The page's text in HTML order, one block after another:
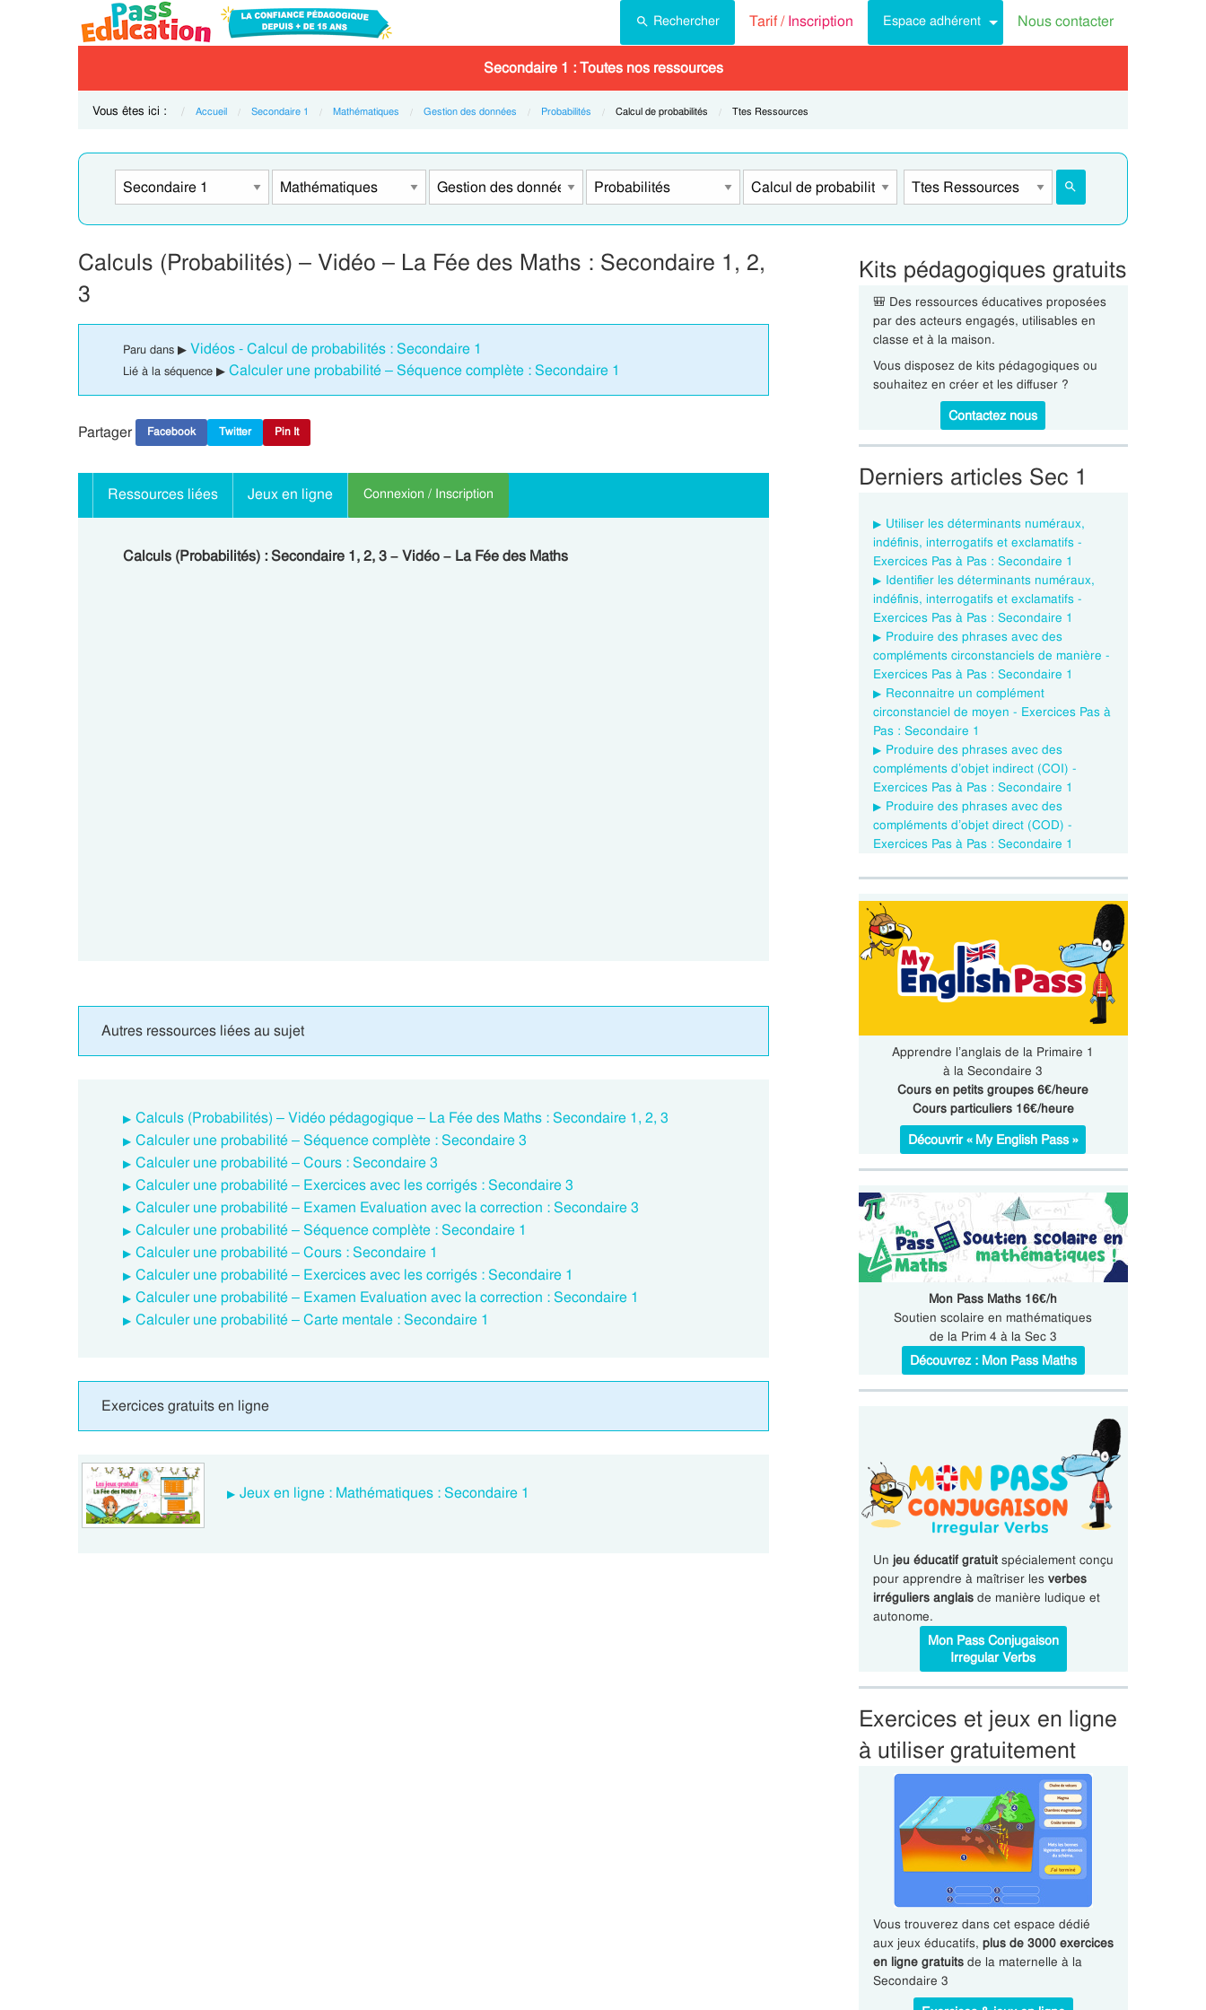
Rechercher Tarif /Inscription Espace adhérent Nous contacter
Secondaire 1 : Toutes nos ressources
Vous êtes ici : Accueil Secondaire 1 Mathématiques Gestion des données Probabilités Current:
Calcul de probabilités Current:
Ttes Ressources
Calculs (Probabilités) – Vidéo – La Fée des Maths : Secondaire 1, 2,
3
Paru dans ▶ Vidéos - Calcul de probabilités : Secondaire 1
Lié à la séquence ▶ Calculer une probabilité – Séquence complète : Secondaire 1
Partager Facebook Twitter Pin It
Ressources liées Jeux en ligne Connexion / Inscription
Calculs (Probabilités) : Secondaire 1, 2, 3 – Vidéo – La Fée des Maths
Autres ressources liées au sujet
Calculs (Probabilités) – Vidéo pédagogique – La Fée des Maths : Secondaire 1, 2, 3
Calculer une probabilité – Séquence complète : Secondaire 3
Calculer une probabilité – Cours : Secondaire 3
Calculer une probabilité – Exercices avec les corrigés : Secondaire 3
Calculer une probabilité – Examen Evaluation avec la correction : Secondaire 3
Calculer une probabilité – Séquence complète : Secondaire 1
Calculer une probabilité – Cours : Secondaire 1
Calculer une probabilité – Exercices avec les corrigés : Secondaire 1
Calculer une probabilité – Examen Evaluation avec la correction : Secondaire 1
Calculer une probabilité – Carte mentale : Secondaire 1
Exercices gratuits en ligne
Jeux en ligne : Mathématiques : Secondaire 1
Kits pédagogiques gratuits
🎒 Des ressources éducatives proposées
par des acteurs engagés, utilisables en
classe et à la maison.
Vous disposez de kits pédagogiques ou
souhaitez en créer et les diffuser ?
Contactez nous
Derniers articles Sec 1
Utiliser les déterminants numéraux,
indéfinis, interrogatifs et exclamatifs -
Exercices Pas à Pas : Secondaire 1
Identifier les déterminants numéraux,
indéfinis, interrogatifs et exclamatifs -
Exercices Pas à Pas : Secondaire 1
Produire des phrases avec des
compléments circonstanciels de manière -
Exercices Pas à Pas : Secondaire 1
Reconnaitre un complément
circonstanciel de moyen - Exercices Pas à
Pas : Secondaire 1
Produire des phrases avec des
compléments d’objet indirect (COI) -
Exercices Pas à Pas : Secondaire 1
Produire des phrases avec des
compléments d’objet direct (COD) -
Exercices Pas à Pas : Secondaire 1
Apprendre l’anglais de la Primaire 1
à la Secondaire 3
Cours en petits groupes 6€/heure
Cours particuliers 16€/heure
Découvrir « My English Pass »
Mon Pass Maths 16€/h
Soutien scolaire en mathématiques
de la Prim 4 à la Sec 3
Découvrez : Mon Pass Maths
Un jeu éducatif gratuitspécialement conçu
pour apprendre à maîtriser les verbes
irréguliers anglaisde manière ludique et
autonome.
Mon Pass Conjugaison
Irregular Verbs
Exercices et jeux en ligne
à utiliser gratuitement
Vous trouverez dans cet espace dédié
aux jeux éducatifs, plus de 3000 exercices
en ligne gratuitsde la maternelle à la
Secondaire 3